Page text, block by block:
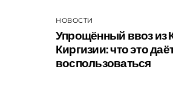
НОВОСТИ
Упрощённый ввоз из
Киргизии: что это
воспользоваться